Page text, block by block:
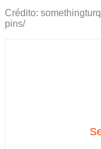
Crédito:
pins/